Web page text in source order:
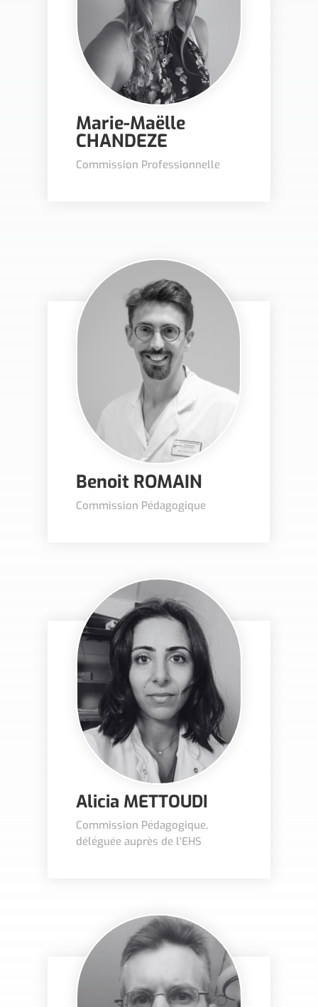
Marie-Maëlle
CHANDEZE
Commission Professionnelle
Benoit ROMAIN
Commission Pédagogique
Alicia METTOUDI
Commission Pédagogique,
déléguée auprès de l'EHS